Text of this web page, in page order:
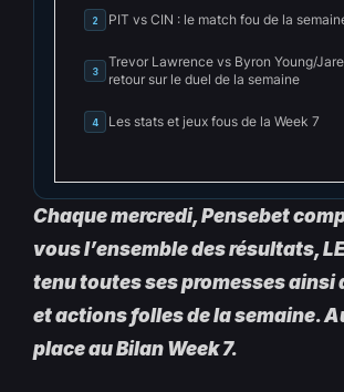
2 PIT vs CIN : le match fou de la
3
Trevor Lawrence vs Byron Young/
retour sur le duel de la semaine
4 Les stats et jeux fous de la Week 7
Chaque mercredi, Pensebet
vous l’ensemble des résultats,
tenu toutes ses promesses ainsi
et actions folles de la semaine.
place au Bilan Week 7.